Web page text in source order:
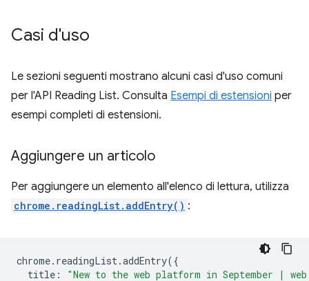
Casi d'uso
Le sezioni seguenti mostrano alcuni casi d'uso comuni
per l'API Reading List. Consulta Esempi di estensioni per
esempi completi di estensioni.
Aggiungere un articolo
Per aggiungere un elemento all'elenco di lettura, utilizza
chrome.readingList.addEntry() :
chrome. readingList .addEntry({
title : "New to the web platform in September |